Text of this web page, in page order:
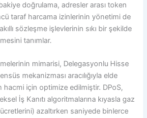
doğrulama, adresler arası token
taraf harcama izinlerinin yönetimi de
sözleşme işlevlerinin sıkı bir şekilde
tanımlar.
mimarisi, Delegasyonlu Hisse
mekanizması aracılığıyla elde
hacmi için optimize edilmiştir. DPoS,
İş Kanıtı algoritmalarına kıyasla gaz
azaltırken saniyede binlerce